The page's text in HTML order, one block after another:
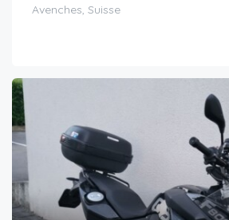
Avenches, Suisse